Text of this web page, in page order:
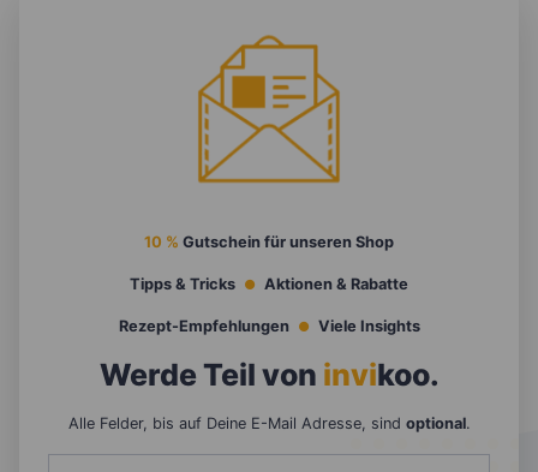
10 % Gutschein für unseren Shop
Tipps & Tricks Aktionen & Rabatte
Rezept-Empfehlungen Viele Insights
Werde Teil von invikoo.
Alle Felder, bis auf Deine E-Mail Adresse, sind optional.